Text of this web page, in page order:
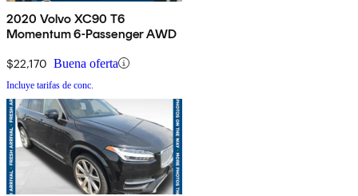
2020 Volvo XC90 T6
Momentum 6-Passenger AWD
$22,170 Buena oferta
Incluye tarifas de conc.